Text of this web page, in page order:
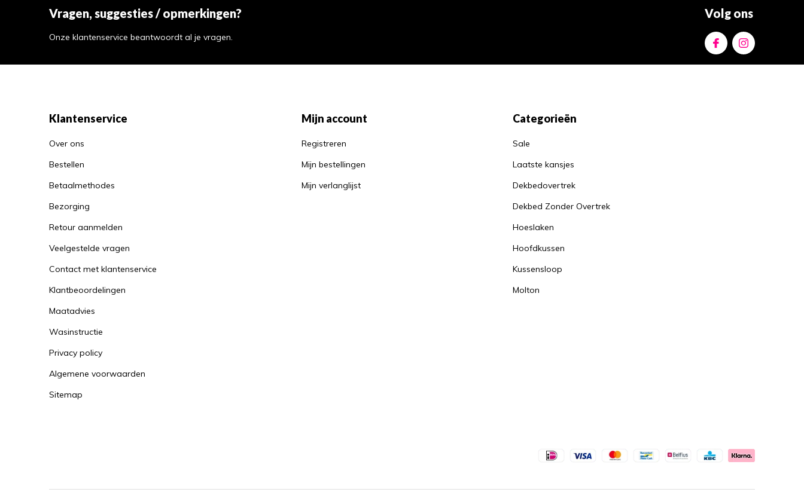
Vragen, suggesties / opmerkingen?
Onze klantenservice beantwoordt al je vragen.
Volg ons
Klantenservice
Over ons
Bestellen
Betaalmethodes
Bezorging
Retour aanmelden
Veelgestelde vragen
Contact met klantenservice
Klantbeoordelingen
Maatadvies
Wasinstructie
Privacy policy
Algemene voorwaarden
Sitemap
Mijn account
Registreren
Mijn bestellingen
Mijn verlanglijst
Categorieën
Sale
Laatste kansjes
Dekbedovertrek
Dekbed Zonder Overtrek
Hoeslaken
Hoofdkussen
Kussensloop
Molton